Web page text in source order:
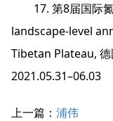
17. 第8届国际
landscape-level
Tibetan Plateau,
2021.05.31–06.03
上一篇： 浦伟